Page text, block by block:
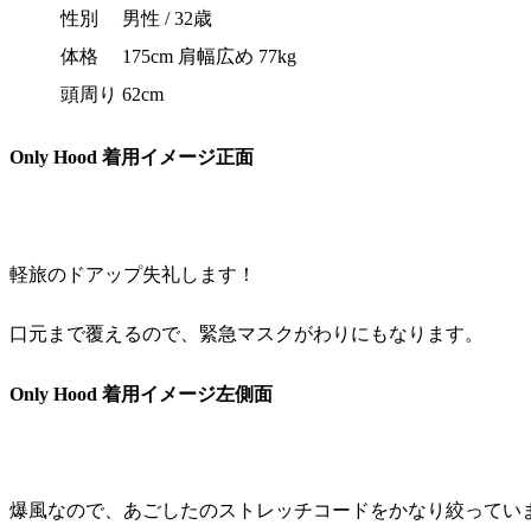
性別
男性 / 32歳
体格
175cm 肩幅広め 77kg
頭周り 62cm
Only Hood 着用イメージ正面
軽旅のドアップ失礼します！
口元まで覆えるので、緊急マスクがわりにもなります。
Only Hood 着用イメージ左側面
爆風なので、あごしたのストレッチコードをかなり絞ってい